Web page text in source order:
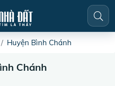
Huyện Bình Chánh
Chánh